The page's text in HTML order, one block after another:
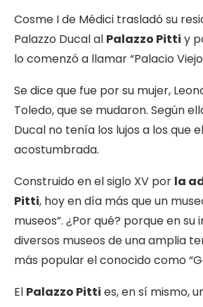
Cosme I de Médici trasladó su
Palazzo Ducal al Palazzo Pitti y
lo comenzó a llamar “Palacio
Se dice que fue por su mujer,
Toledo, que se mudaron. Según
Ducal no tenía los lujos a los que
acostumbrada.
Construido en el siglo XV por la
Pitti, hoy en día más que un
museos”. ¿Por qué? porque en
diversos museos de una amplia
más popular el conocido como
El Palazzo Pitti es, en sí mismo,